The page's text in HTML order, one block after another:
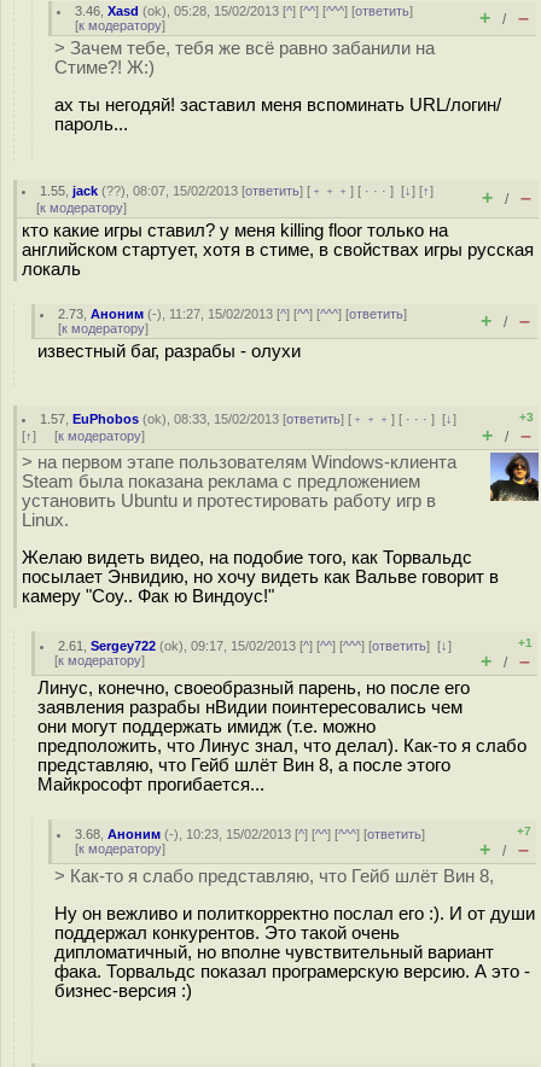
3.46 ,Xasd (ok), 05:28, 15/02/2013 [^] [^^] [^^^] [ответить]
[к модератору] + / –
> Зачем тебе, тебя же всё равно забанили на
Стиме?! Ж:)
ах ты негодяй! заставил меня вспоминать URL/логин/
пароль...
1.55 ,jack (??), 08:07, 15/02/2013 [ответить] [ ﹢﹢﹢] [ · · ·][↓] [↑]
[к модератору] + / –
кто какие игры ставил? у меня killing floor только на
английском стартует, хотя в стиме, в свойствах игры русская
локаль
2.73 ,Аноним (-), 11:27, 15/02/2013 [^] [^^] [^^^] [ответить]
[к модератору] + / –
известный баг, разрабы - олухи
1.57 ,EuPhobos (ok), 08:33, 15/02/2013 [ответить] [ ﹢﹢﹢] [ · · ·][↓]
[↑] [к модератору]
+3
+ / –
> на первом этапе пользователям Windows-клиента
Steam была показана реклама с предложением
установить Ubuntu и протестировать работу игр в
Linux.
Желаю видеть видео, на подобие того, как Торвальдс
посылает Энвидию, но хочу видеть как Вальве говорит в
камеру "Соу.. Фак ю Виндоус!"
2.61 ,Sergey722 (ok), 09:17, 15/02/2013 [^] [^^] [^^^] [ответить][↓]
[к модератору]
+1
+ / –
Линус, конечно, своеобразный парень, но после его
заявления разрабы нВидии поинтересовались чем
они могут поддержать имидж (т.е. можно
предположить, что Линус знал, что делал). Как-то я слабо
представляю, что Гейб шлёт Вин 8, а после этого
Майкрософт прогибается...
3.68 ,Аноним (-), 10:23, 15/02/2013 [^] [^^] [^^^] [ответить]
[к модератору]
+7
+ / –
> Как-то я слабо представляю, что Гейб шлёт Вин 8,
Ну он вежливо и политкорректно послал его :). И от души
поддержал конкурентов. Это такой очень
дипломатичный, но вполне чувствительный вариант
фака. Торвальдс показал програмерскую версию. А это -
бизнес-версия :)